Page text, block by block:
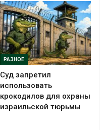
РАЗНОЕ
Суд запретил
использовать
крокодилов для охраны
израильской тюрьмы